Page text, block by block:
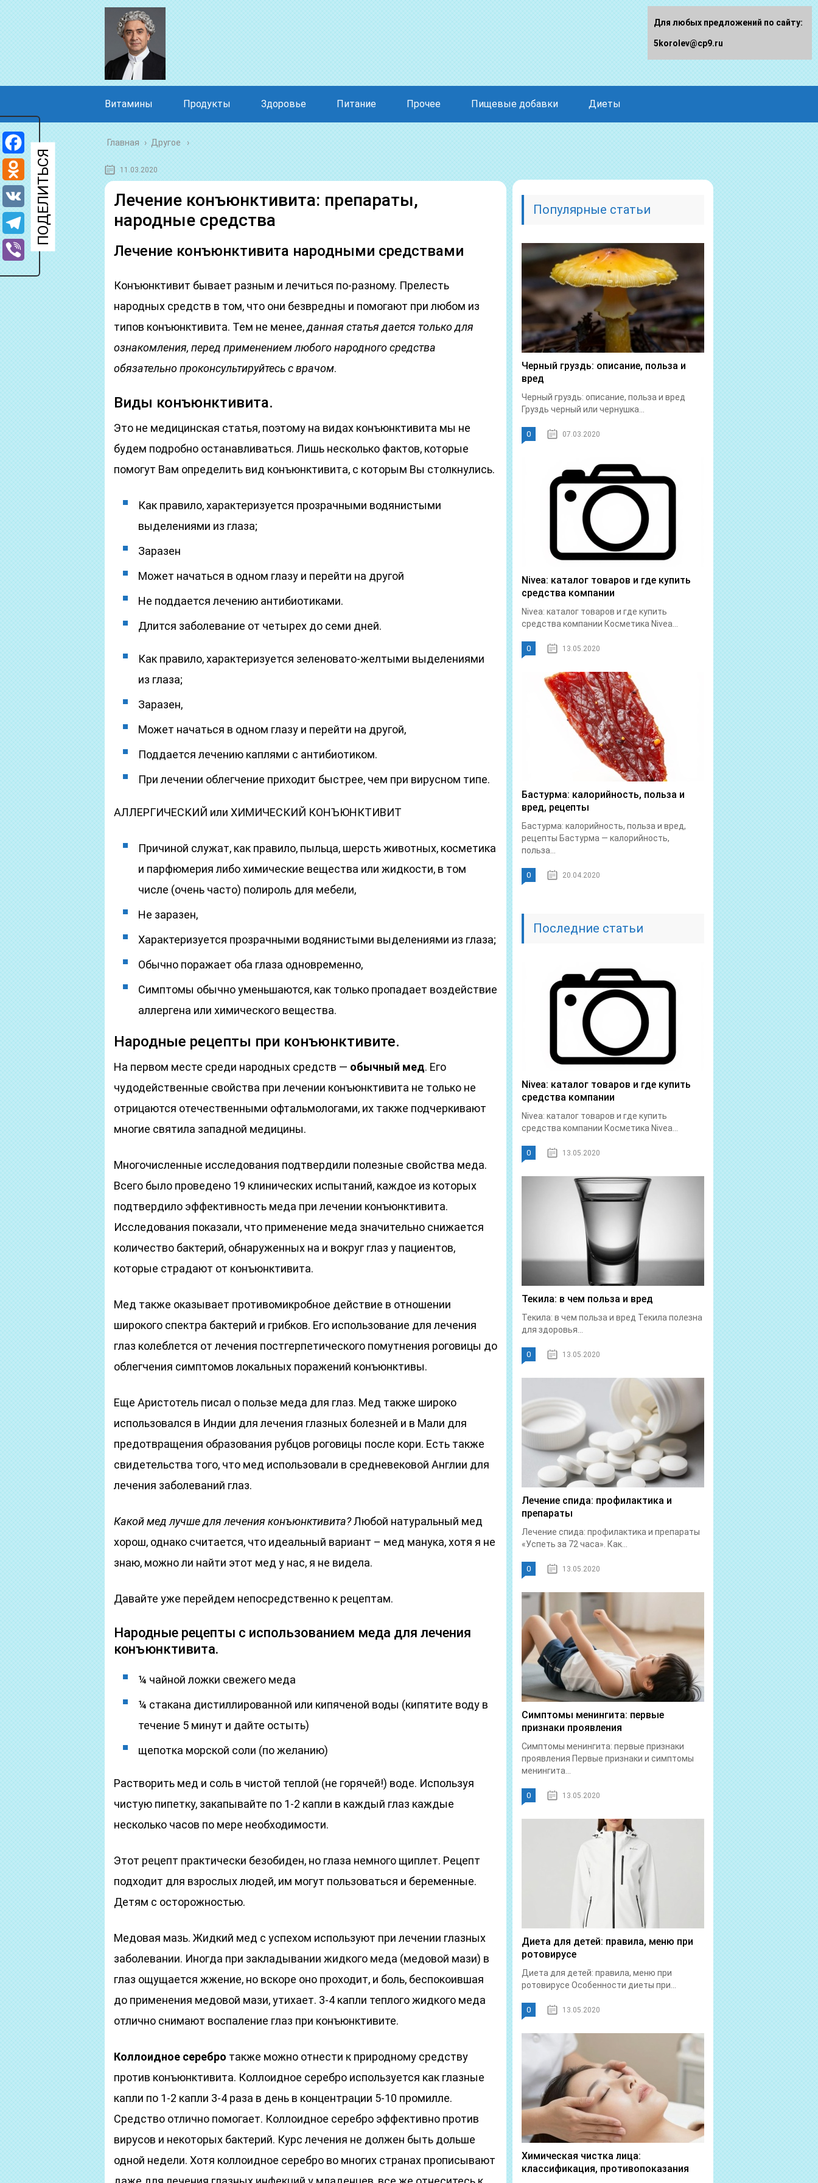
Витамины Продукты Здоровье Питание Прочее Пищевые добавки Диеты
Главная › Другое
11.03.2020
Лечение конъюнктивита: препараты,
народные средства
Лечение конъюнктивита народными средствами
Конъюнктивит бывает разным и лечиться по-разному. Прелесть
народных средств в том, что они безвредны и помогают при любом из
типов конъюнктивита. Тем не менее,данная статья дается только для
ознакомления, перед применением любого народного средства
обязательно проконсультируйтесь с врачом.
Виды конъюнктивита.
Это не медицинская статья, поэтому на видах конъюнктивита мы не
будем подробно останавливаться. Лишь несколько фактов, которые
помогут Вам определить вид конъюнктивита, с которым Вы столкнулись.
Как правило, характеризуется прозрачными водянистыми
выделениями из глаза;
Заразен
Может начаться в одном глазу и перейти на другой
Не поддается лечению антибиотиками.
Длится заболевание от четырех до семи дней.
Как правило, характеризуется зеленовато-желтыми выделениями
из глаза;
Заразен,
Может начаться в одном глазу и перейти на другой,
Поддается лечению каплями с антибиотиком.
При лечении облегчение приходит быстрее, чем при вирусном типе.
АЛЛЕРГИЧЕСКИЙ или ХИМИЧЕСКИЙ КОНЪЮНКТИВИТ
Причиной служат, как правило, пыльца, шерсть животных, косметика
и парфюмерия либо химические вещества или жидкости, в том
числе (очень часто) полироль для мебели,
Не заразен,
Характеризуется прозрачными водянистыми выделениями из глаза;
Обычно поражает оба глаза одновременно,
Симптомы обычно уменьшаются, как только пропадает воздействие
аллергена или химического вещества.
Народные рецепты при конъюнктивите.
На первом месте среди народных средств — обычный мед. Его
чудодейственные свойства при лечении конъюнктивита не только не
отрицаются отечественными офтальмологами, их также подчеркивают
многие святила западной медицины.
Многочисленные исследования подтвердили полезные свойства меда.
Всего было проведено 19 клинических испытаний, каждое из которых
подтвердило эффективность меда при лечении конъюнктивита.
Исследования показали, что применение меда значительно снижается
количество бактерий, обнаруженных на и вокруг глаз у пациентов,
которые страдают от конъюнктивита.
Мед также оказывает противомикробное действие в отношении
широкого спектра бактерий и грибков. Его использование для лечения
глаз колеблется от лечения постгерпетического помутнения роговицы до
облегчения симптомов локальных поражений конъюнктивы.
Еще Аристотель писал о пользе меда для глаз. Мед также широко
использовался в Индии для лечения глазных болезней и в Мали для
предотвращения образования рубцов роговицы после кори. Есть также
свидетельства того, что мед использовали в средневековой Англии для
лечения заболеваний глаз.
Какой мед лучше для лечения конъюнктивита?Любой натуральный мед
хорош, однако считается, что идеальный вариант – мед манука, хотя я не
знаю, можно ли найти этот мед у нас, я не видела.
Давайте уже перейдем непосредственно к рецептам.
Народные рецепты с использованием меда для лечения
конъюнктивита.
¼ чайной ложки свежего меда
¼ стакана дистиллированной или кипяченой воды (кипятите воду в
течение 5 минут и дайте остыть)
щепотка морской соли (по желанию)
Растворить мед и соль в чистой теплой (не горячей!) воде. Используя
чистую пипетку, закапывайте по 1-2 капли в каждый глаз каждые
несколько часов по мере необходимости.
Этот рецепт практически безобиден, но глаза немного щиплет. Рецепт
подходит для взрослых людей, им могут пользоваться и беременные.
Детям с осторожностью.
Медовая мазь. Жидкий мед с успехом используют при лечении глазных
заболевании. Иногда при закладывании жидкого меда (медовой мази) в
глаз ощущается жжение, но вскоре оно проходит, и боль, беспокоившая
до применения медовой мази, утихает. 3-4 капли теплого жидкого меда
отлично снимают воспаление глаз при конъюнктивите.
Коллоидное серебро также можно отнести к природному средству
против конъюнктивита. Коллоидное серебро используется как глазные
капли по 1-2 капли 3-4 раза в день в концентрации 5-10 промилле.
Средство отлично помогает. Коллоидное серебро эффективно против
вирусов и некоторых бактерий. Курс лечения не должен быть дольше
одной недели. Хотя коллоидное серебро во многих странах прописывают
Популярные статьи
Черный груздь: описание, польза и
вред
Черный груздь: описание, польза и вред
Груздь черный или чернушка...
0 07.03.2020
Nivea: каталог товаров и где купить
средства компании
Nivea: каталог товаров и где купить
средства компании Косметика Nivea...
0 13.05.2020
Бастурма: калорийность, польза и
вред, рецепты
Бастурма: калорийность, польза и вред,
рецепты Бастурма — калорийность,
польза...
0 20.04.2020
Последние статьи
Nivea: каталог товаров и где купить
средства компании
Nivea: каталог товаров и где купить
средства компании Косметика Nivea...
0 13.05.2020
Текила: в чем польза и вред
Текила: в чем польза и вред Текила полезна
для здоровья...
0 13.05.2020
Лечение спида: профилактика и
препараты
Лечение спида: профилактика и препараты
«Успеть за 72 часа». Как...
0 13.05.2020
Симптомы менингита: первые
признаки проявления
Симптомы менингита: первые признаки
проявления Первые признаки и симптомы
менингита...
0 13.05.2020
Диета для детей: правила, меню при
ротовирусе
Диета для детей: правила, меню при
ротовирусе Особенности диеты при...
0 13.05.2020
Химическая чистка лица:
классификация, противопоказания
Facebook
Odnoklassniki
VK
Telegram
Viber
Для любых предложений по сайту:
5korolev@cp9.ru